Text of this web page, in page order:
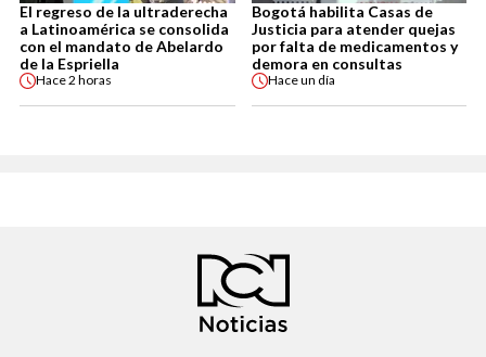
El regreso de la ultraderecha
a Latinoamérica se consolida
con el mandato de Abelardo
de la Espriella
Hace2 horas
Bogotá habilita Casas de
Justicia para atender quejas
por falta de medicamentos y
demora en consultas
Haceun día